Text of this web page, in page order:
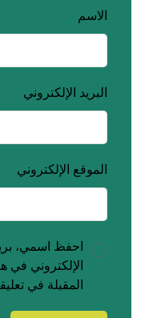
الاسم
البريد الإلكتروني
الموقع الإلكتروني
احفظ اسمي،
الإلكتروني في
المقبلة في